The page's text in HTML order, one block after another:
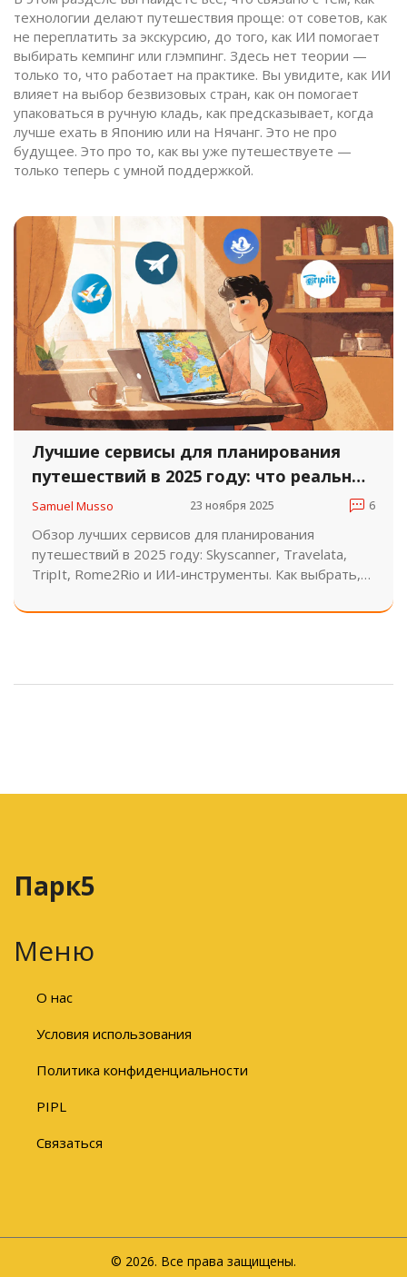
технологии делают путешествия проще: от советов, как
не переплатить за экскурсию, до того, как ИИ помогает
выбирать кемпинг или глэмпинг. Здесь нет теории —
только то, что работает на практике. Вы увидите, как ИИ
влияет на выбор безвизовых стран, как он помогает
упаковаться в ручную кладь, как предсказывает, когда
лучше ехать в Японию или на Нячанг. Это не про
будущее. Это про то, как вы уже путешествуете —
только теперь с умной поддержкой.
Лучшие сервисы для планирования
путешествий в 2025 году: что реально
работает
Samuel Musso 23 ноября 2025 6
Обзор лучших сервисов для планирования
путешествий в 2025 году: Skyscanner, Travelata,
TripIt, Rome2Rio и ИИ-инструменты. Как выбрать,
стоит полагаться на алгоритмы.
Парк5
Меню
О нас
Условия использования
Политика конфиденциальности
PIPL
Связаться
© 2026. Все права защищены.